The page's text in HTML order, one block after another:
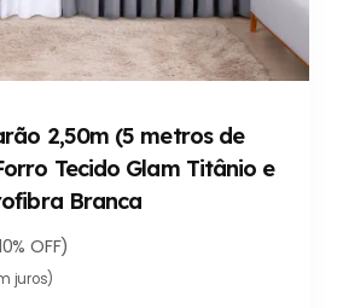
2,50m (5 metros de
Tecido Glam Titânio e
Branca
OFF)
juros)